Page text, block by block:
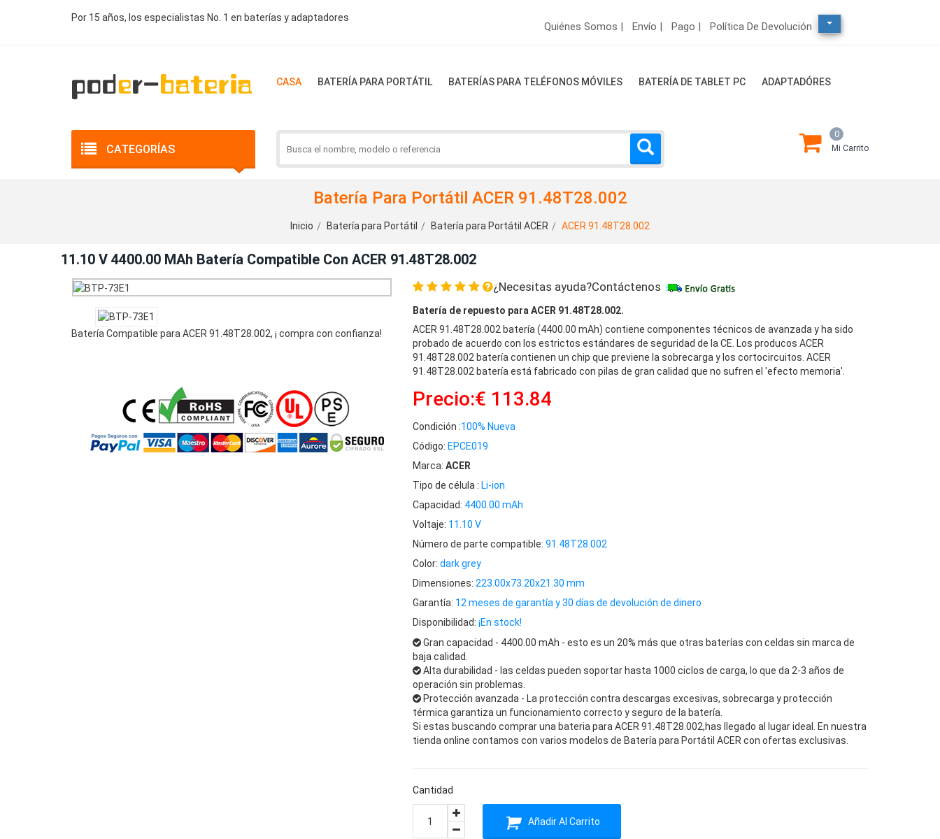
Por 15 años, los especialistas No. 1 en baterías y adaptadores
Quiénes Somos | Envío | Pago | Política De Devolución
CASA BATERÍA PARA PORTÁTIL BATERÍAS PARA TELÉFONOS MÓVILES BATERÍA DE TABLET PC ADAPTADÓRES
CATEGORÍAS
0
Mi Carrito
Batería Para Portátil ACER 91.48T28.002
Inicio Batería para Portátil Batería para Portátil ACER ACER 91.48T28.002
11.10 V 4400.00 MAh Batería Compatible Con ACER 91.48T28.002
Batería Compatible para ACER 91.48T28.002, ¡ compra con confianza!
¿Necesitas ayuda?Contáctenos
Batería de repuesto para ACER 91.48T28.002.
ACER 91.48T28.002 batería (4400.00 mAh) contiene componentes técnicos de avanzada y ha sido
probado de acuerdo con los estrictos estándares de seguridad de la CE. Los producos ACER
91.48T28.002 batería contienen un chip que previene la sobrecarga y los cortocircuitos. ACER
91.48T28.002 batería está fabricado con pilas de gran calidad que no sufren el 'efecto memoria'.
Precio:€ 113.84
Condición :100% Nueva
Código: EPCE019
Marca: ACER
Tipo de célula : Li-ion
Capacidad: 4400.00 mAh
Voltaje: 11.10 V
Número de parte compatible: 91.48T28.002
Color: dark grey
Dimensiones: 223.00x73.20x21.30 mm
Garantía: 12 meses de garantía y 30 días de devolución de dinero
Disponibilidad: ¡En stock!
Gran capacidad - 4400.00 mAh - esto es un 20% más que otras baterías con celdas sin marca de
baja calidad.
Alta durabilidad - las celdas pueden soportar hasta 1000 ciclos de carga, lo que da 2-3 años de
operación sin problemas.
Protección avanzada - La protección contra descargas excesivas, sobrecarga y protección
térmica garantiza un funcionamiento correcto y seguro de la batería.
Si estas buscando comprar una bateria para ACER 91.48T28.002,has llegado al lugar ideal. En nuestra
tienda online contamos con varios modelos de Batería para Portátil ACER con ofertas exclusivas.
Cantidad
Añadir Al Carrito